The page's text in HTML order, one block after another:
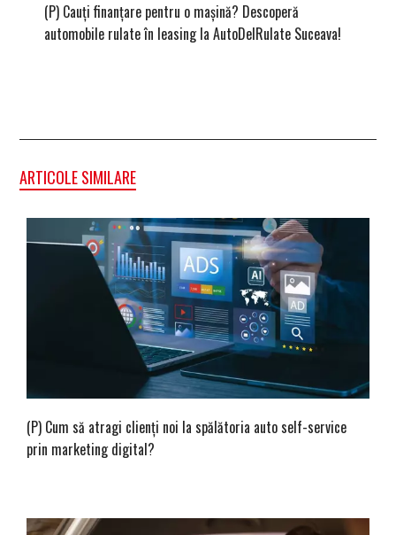
(P) Cauți finanțare pentru o mașină? Descoperă
automobile rulate în leasing la AutoDelRulate Suceava!
ARTICOLE SIMILARE
(P) Cum să atragi clienți noi la spălătoria auto self-service
prin marketing digital?